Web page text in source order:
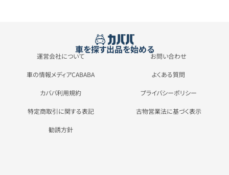
車を探す出品を始める
運営会社について お問い合わせ
車の情報メディアCABABA よくある質問
カババ利用規約 プライバシーポリシー
特定商取引に関する表記 古物営業法に基づく表示
勧誘方針